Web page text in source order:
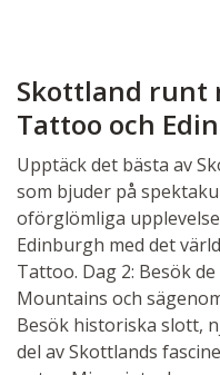
Skottland runt
Tattoo och
Upptäck det bästa av
som bjuder på
oförglömliga
Edinburgh med det
Tattoo. Dag 2: Besök
Mountains och
Besök historiska slott,
del av Skottlands